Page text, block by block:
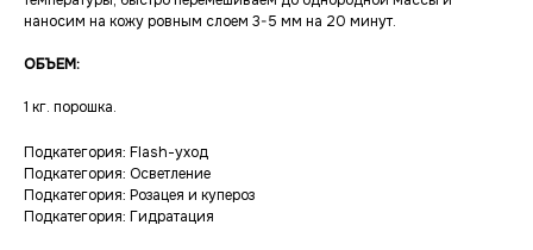
наносим на кожу ровным слоем 3-5 мм на 20 минут.
ОБЪЕМ:
1 кг. порошка.
Подкатегория: Flash-уход
Подкатегория: Осветление
Подкатегория: Розацея и купероз
Подкатегория: Гидратация